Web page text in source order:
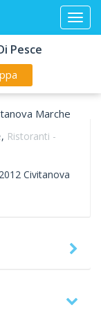
Pesce
Marche
, Ristoranti -
Civitanova